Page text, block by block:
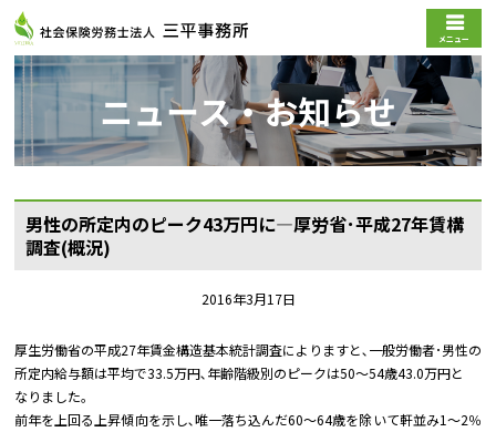
メニュー
ニュース・お知らせ
男性の所定内のピーク43万円に―厚労省･平成27年賃構
調査(概況)
2016年3月17日
厚生労働省の平成27年賃金構造基本統計調査によりますと､一般労働者･男性の
所定内給与額は平均で33.5万円､年齢階級別のピークは50～54歳43.0万円と
なりました｡
前年を上回る上昇傾向を示し､唯一落ち込んだ60～64歳を除いて軒並み1～2％